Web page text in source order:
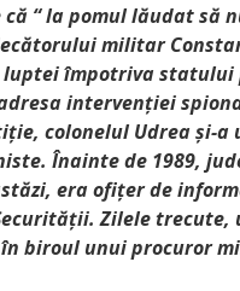
“ la pomul lăudat să
militar
luptei împotriva
intervenției
colonelul Udrea și-
Înainte de 1989,
era ofițer de
Zilele
biroul unui procuror